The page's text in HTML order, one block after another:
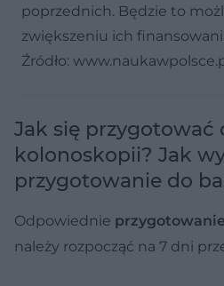
poprzednich. Będzie to
zwiększeniu ich
Źródło:
Jak się przygotować
kolonoskopii? Jak
przygotowanie do
Odpowiednie
należy rozpocząć na 7 dni